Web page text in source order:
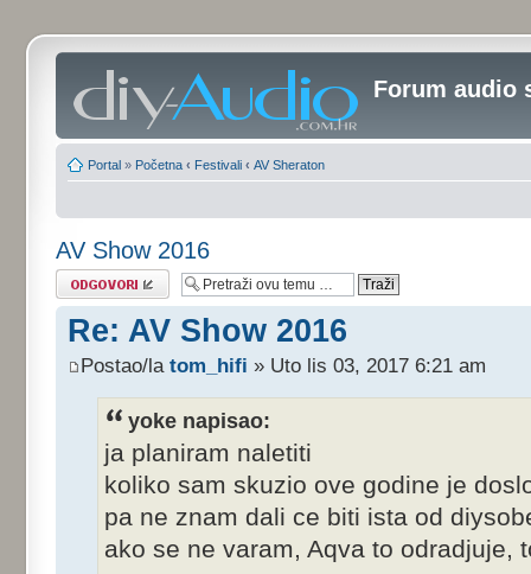
Forum audio
Portal » Početna ‹ Festivali ‹ AV Sheraton
AV Show 2016
Odgovori
Re: AV Show 2016
Postao/la tom_hifi » Uto lis 03, 2017 6:21 am
yoke napisao:
ja planiram naletiti
koliko sam skuzio ove godine je
pa ne znam dali ce biti ista od
ako se ne varam, Aqva to odradjuje,